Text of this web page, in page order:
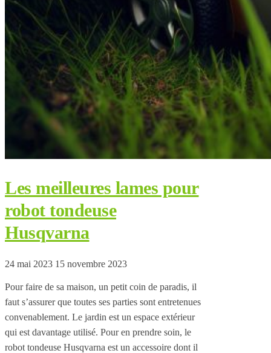
Les meilleures lames pour
robot tondeuse
Husqvarna
24 mai 2023 15 novembre 2023
Pour faire de sa maison, un petit coin de paradis, il
faut s’assurer que toutes ses parties sont entretenues
convenablement. Le jardin est un espace extérieur
qui est davantage utilisé. Pour en prendre soin, le
robot tondeuse Husqvarna est un accessoire dont il